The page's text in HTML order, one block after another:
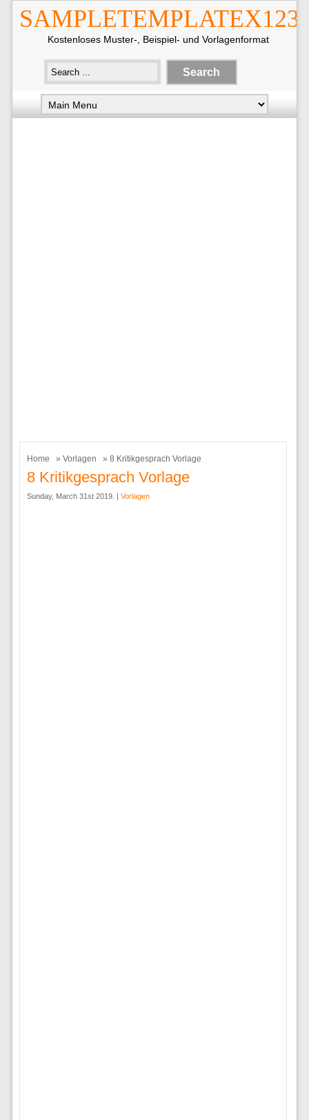
Kostenloses Muster-, Beispiel- und Vorlagenformat
Home » Vorlagen » 8 Kritikgesprach Vorlage
8 Kritikgesprach Vorlage
Sunday, March 31st 2019. | Vorlagen